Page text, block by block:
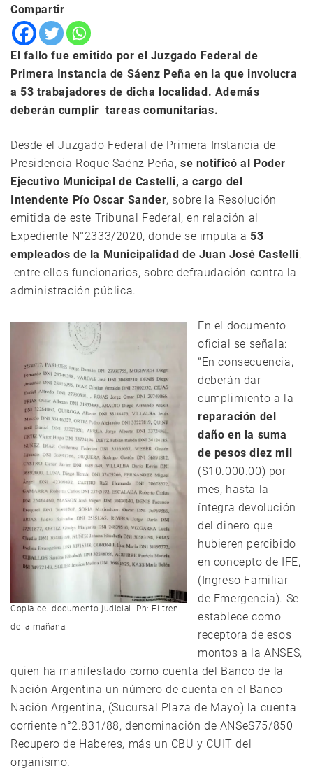
Compartir
El fallo fue emitido por el Juzgado Federal de
Primera Instancia de Sáenz Peña en la que involucra
a 53 trabajadores de dicha localidad. Además
deberán cumplir tareas comunitarias.
Desde el Juzgado Federal de Primera Instancia de
Presidencia Roque Saénz Peña,se notificó al Poder
Ejecutivo Municipal de Castelli, a cargo del
Intendente Pío Oscar Sander, sobre la Resolución
emitida de este Tribunal Federal, en relación al
Expediente N°2333/2020, donde se imputa a 53
empleados de la Municipalidad de Juan José Castelli,
entre ellos funcionarios, sobre defraudación contra la
administración pública.
Copia del documento judicial. Ph: El tren
de la mañana.
En el documento
oficial se señala:
“En consecuencia,
deberán dar
cumplimiento a la
reparación del
daño en la suma
de pesos diez mil
($10.000.00) por
mes, hasta la
íntegra devolución
del dinero que
hubieren percibido
en concepto de IFE,
(Ingreso Familiar
de Emergencia). Se
establece como
receptora de esos
montos a la ANSES,
quien ha manifestado como cuenta del Banco de la
Nación Argentina un número de cuenta en el Banco
Nación Argentina, (Sucursal Plaza de Mayo) la cuenta
corriente n°2.831/88, denominación de ANSeS75/850
Recupero de Haberes, más un CBU y CUIT del
organismo.